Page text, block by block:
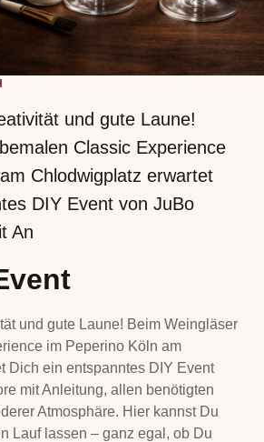
und gute Laune!
Classic Experience
Chlodwigplatz erwartet
DIY Event von JuBo
An
und gute Laune! Beim Weingläser
im Peperino Köln am
Dich ein entspanntes DIY Event
mit Anleitung, allen benötigten
Atmosphäre. Hier kannst Du
Lauf lassen – ganz egal, ob Du